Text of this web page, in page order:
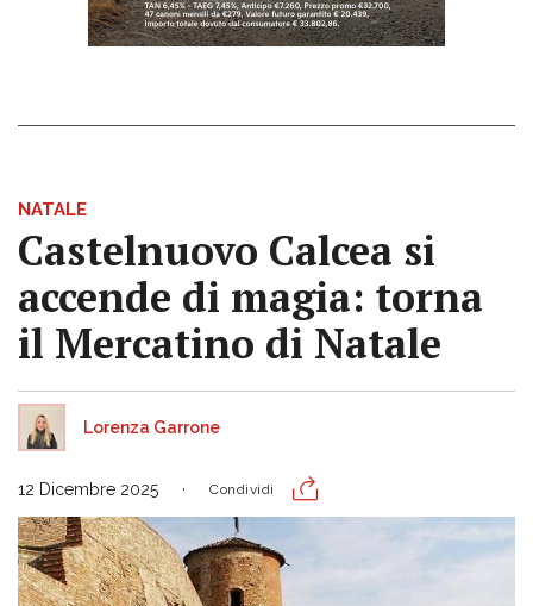
NATALE
Castelnuovo Calcea si
accende di magia: torna
il Mercatino di Natale
Lorenza Garrone
12 Dicembre 2025 Condividi